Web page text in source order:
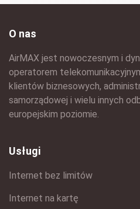
O nas
AirMAX jest nowoczesnym i
operatorem
klientów biznesowych,
samorządowej i wielu innych
europejskim poziomie.
Usługi
Internet bez limitów
Internet na kartę